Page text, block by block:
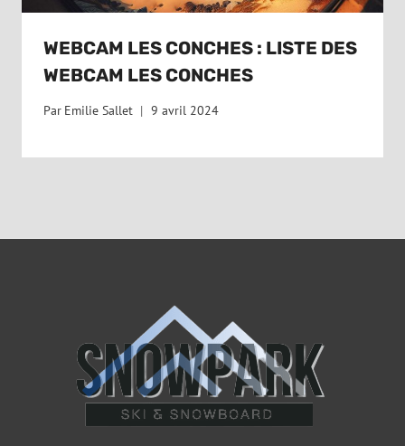
WEBCAM LES CONCHES : LISTE DES
WEBCAM LES CONCHES
Par Emilie Sallet 9 avril 2024